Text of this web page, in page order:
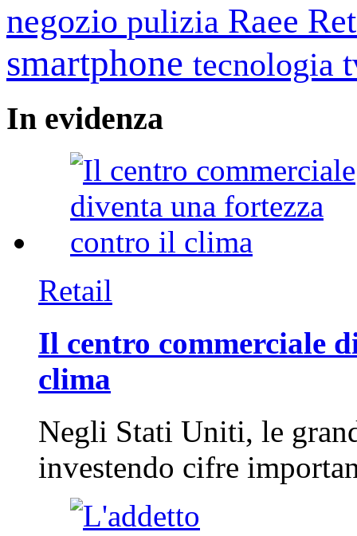
negozio pulizia Raee
smartphone tecnologia
In evidenza
Retail
Il centro commerciale
clima
Negli Stati Uniti, le
investendo cifre